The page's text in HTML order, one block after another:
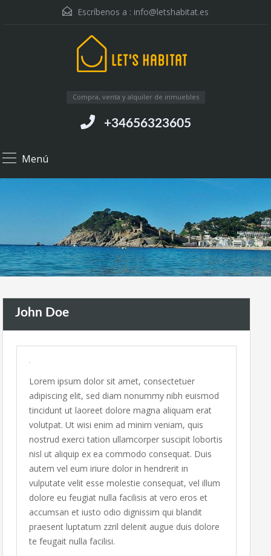
Escríbenos a : info@letshabitat.es
Compra, venta y alquiler de inmuebles
+34656323605
Menú
John Doe
Lorem ipsum dolor sit amet, consectetuer
adipiscing elit, sed diam nonummy nibh euismod
tincidunt ut laoreet dolore magna aliquam erat
volutpat. Ut wisi enim ad minim veniam, quis
nostrud exerci tation ullamcorper suscipit lobortis
nisl ut aliquip ex ea commodo consequat. Duis
autem vel eum iriure dolor in hendrerit in
vulputate velit esse molestie consequat, vel illum
dolore eu feugiat nulla facilisis at vero eros et
accumsan et iusto odio dignissim qui blandit
praesent luptatum zzril delenit augue duis dolore
te feugait nulla facilisi.